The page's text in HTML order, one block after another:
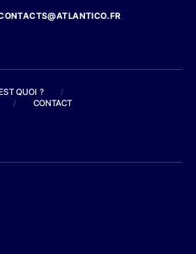
QUOI ?
/
/ CONTACT